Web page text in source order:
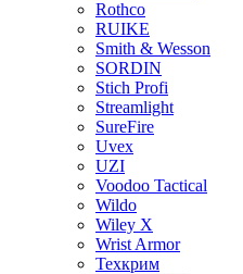
Rothco
RUIKE
Smith & Wesson
SORDIN
Stich Profi
Streamlight
SureFire
Uvex
UZI
Voodoo Tactical
Wildo
Wiley X
Wrist Armor
Техкрим